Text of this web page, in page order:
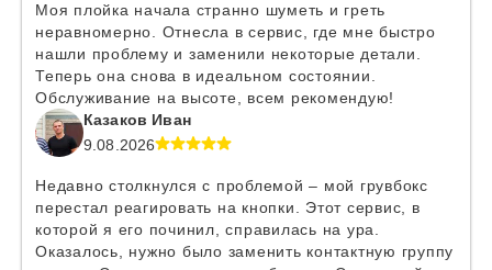
Моя плойка начала странно шуметь и греть
неравномерно. Отнесла в сервис, где мне быстро
нашли проблему и заменили некоторые детали.
Теперь она снова в идеальном состоянии.
Обслуживание на высоте, всем рекомендую!
Казаков Иван
9.08.2026
Недавно столкнулся с проблемой – мой грувбокс
перестал реагировать на кнопки. Этот сервис, в
которой я его починил, справилась на ура.
Оказалось, нужно было заменить контактную группу